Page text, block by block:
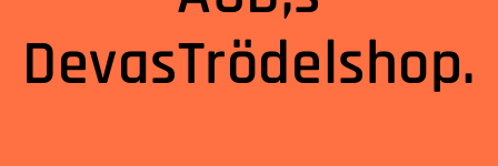
DevasTrödelshop.